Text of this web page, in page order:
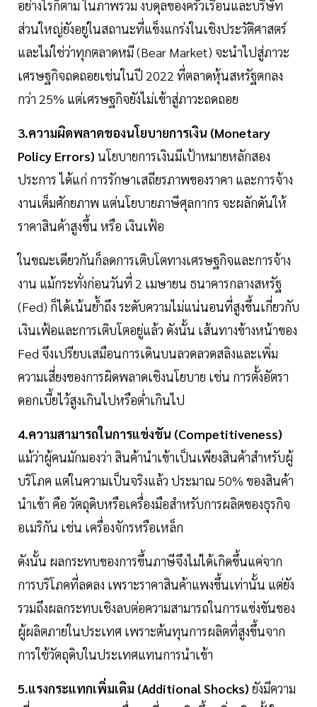
อย่างไรก็ตาม ในภาพรวม งบดุลของครัวเรือนและบริษัท
ส่วนใหญ่ยังอยู่ในสถานะที่แข็งแกร่งในเชิงประวัติศาสตร์
และไม่ใช่ว่าทุกตลาดหมี (Bear Market) จะนำไปสู่ภาวะ
เศรษฐกิจถดถอยเช่นในปี 2022 ที่ตลาดหุ้นสหรัฐตกลง
กว่า 25% แต่เศรษฐกิจยังไม่เข้าสู่ภาวะถดถอย
3.ความผิดพลาดของนโยบายการเงิน (Monetary
Policy Errors) นโยบายการเงินมีเป้าหมายหลักสอง
ประการ ได้แก่ การรักษาเสถียรภาพของราคา และการจ้าง
งานเต็มศักยภาพ แต่นโยบายภาษีศุลกากร จะผลักดันให้
ราคาสินค้าสูงขึ้น หรือ เงินเฟ้อ
ในขณะเดียวกันก็ลดการเติบโตทางเศรษฐกิจและการจ้าง
งาน แม้กระทั่งก่อนวันที่ 2 เมษายน ธนาคารกลางสหรัฐ
(Fed) ก็ได้เน้นย้ำถึง ระดับความไม่แน่นอนที่สูงขึ้นเกี่ยวกับ
เงินเฟ้อและการเติบโตอยู่แล้ว ดังนั้น เส้นทางข้างหน้าของ
Fed จึงเปรียบเสมือนการเดินบนลวดลวดสลิงและเพิ่ม
ความเสี่ยงของการผิดพลาดเชิงนโยบาย เช่น การตั้งอัตรา
ดอกเบี้ยไว้สูงเกินไปหรือต่ำเกินไป
4.ความสามารถในการแข่งขัน (Competitiveness)
แม้ว่าผู้คนมักมองว่า สินค้านำเข้าเป็นเพียงสินค้าสำหรับผู้
บริโภค แต่ในความเป็นจริงแล้ว ประมาณ 50% ของสินค้า
นำเข้า คือ วัตถุดิบหรือเครื่องมือสำหรับการผลิตของธุรกิจ
อเมริกัน เช่น เครื่องจักรหรือเหล็ก
ดังนั้น ผลกระทบของการขึ้นภาษีจึงไม่ได้เกิดขึ้นแค่จาก
การบริโภคที่ลดลง เพราะราคาสินค้าแพงขึ้นเท่านั้น แต่ยัง
รวมถึงผลกระทบเชิงลบต่อความสามารถในการแข่งขันของ
ผู้ผลิตภายในประเทศ เพราะต้นทุนการผลิตที่สูงขึ้นจาก
การใช้วัตถุดิบในประเทศแทนการนำเข้า
5.แรงกระแทกเพิ่มเติม (Additional Shocks) ยังมีความ